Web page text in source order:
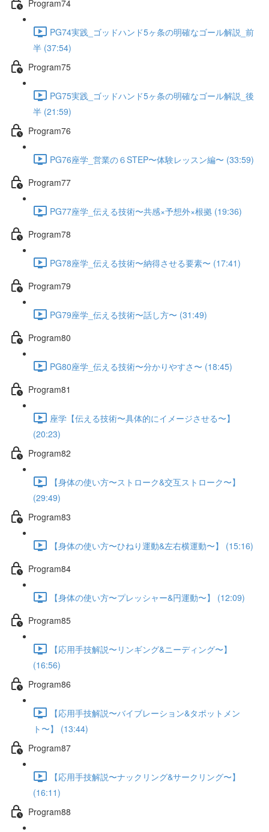
Program74
PG74実践_ゴッドハンド5ヶ条の明確なゴール解説_前
半 (37:54)
Program75
PG75実践_ゴッドハンド5ヶ条の明確なゴール解説_後
半 (21:59)
Program76
PG76座学_営業の６STEP〜体験レッスン編〜 (33:59)
Program77
PG77座学_伝える技術〜共感×予想外×根拠 (19:36)
Program78
PG78座学_伝える技術〜納得させる要素〜 (17:41)
Program79
PG79座学_伝える技術〜話し方〜 (31:49)
Program80
PG80座学_伝える技術〜分かりやすさ〜 (18:45)
Program81
座学【伝える技術〜具体的にイメージさせる〜】
(20:23)
Program82
【身体の使い方〜ストローク&交互ストローク〜】
(29:49)
Program83
【身体の使い方〜ひねり運動&左右横運動〜】 (15:16)
Program84
【身体の使い方〜プレッシャー&円運動〜】 (12:09)
Program85
【応用手技解説〜リンギング&ニーディング〜】
(16:56)
Program86
【応用手技解説〜バイブレーション&タポットメン
ト〜】 (13:44)
Program87
【応用手技解説〜ナックリング&サークリング〜】
(16:11)
Program88